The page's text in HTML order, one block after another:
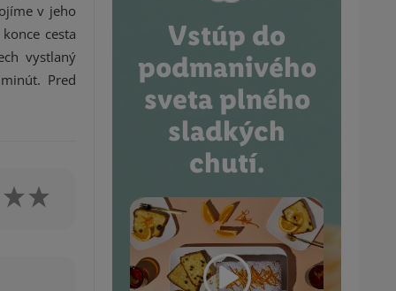
v jeho
cesta
vystlaný
Pred
Vstúp do
podmanivého
sveta plného
sladkých
chutí.